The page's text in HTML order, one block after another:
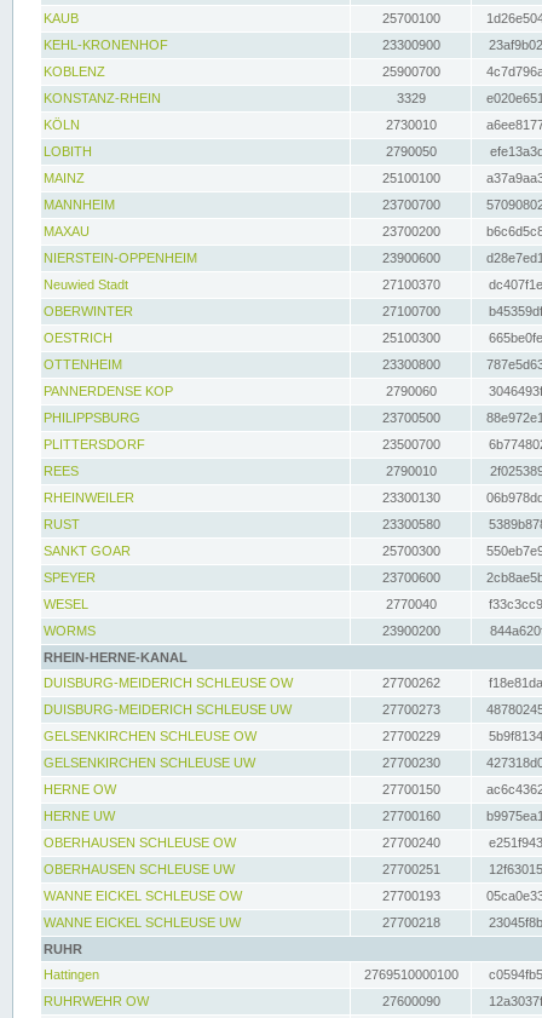
KAUB
25700100
KEHL-KRONENHOF
23300900
KOBLENZ
25900700
KONSTANZ-RHEIN
3329
KÖLN
2730010
LOBITH
2790050
MAINZ
25100100
MANNHEIM
23700700
MAXAU
23700200
NIERSTEIN-OPPENHEIM
23900600
Neuwied Stadt
27100370
OBERWINTER
27100700
OESTRICH
25100300
OTTENHEIM
23300800
PANNERDENSE KOP
2790060
PHILIPPSBURG
23700500
PLITTERSDORF
23500700
REES
2790010
RHEINWEILER
23300130
RUST
23300580
SANKT GOAR
25700300
SPEYER
23700600
WESEL
2770040
WORMS
23900200
RHEIN-HERNE-KANAL
DUISBURG-MEIDERICH SCHLEUSE OW
27700262
DUISBURG-MEIDERICH SCHLEUSE UW
27700273
GELSENKIRCHEN SCHLEUSE OW
27700229
GELSENKIRCHEN SCHLEUSE UW
27700230
HERNE OW
27700150
HERNE UW
27700160
OBERHAUSEN SCHLEUSE OW
27700240
OBERHAUSEN SCHLEUSE UW
27700251
WANNE EICKEL SCHLEUSE OW
27700193
WANNE EICKEL SCHLEUSE UW
27700218
RUHR
Hattingen
2769510000100
RUHRWEHR OW
27600090